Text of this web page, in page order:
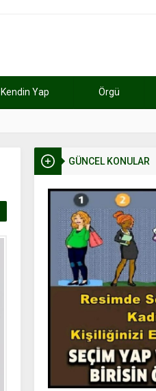
Kendin Yap Örgü
GÜNCEL KONULAR